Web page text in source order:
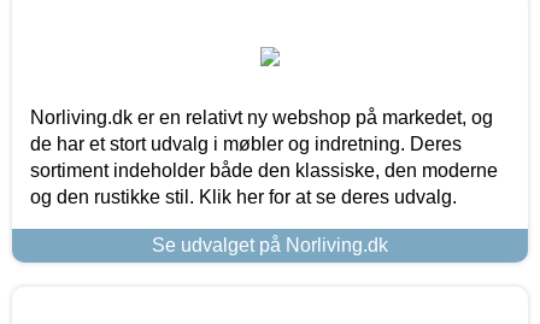
Norliving.dk er en relativt ny webshop på markedet, og
de har et stort udvalg i møbler og indretning. Deres
sortiment indeholder både den klassiske, den moderne
og den rustikke stil. Klik her for at se deres udvalg.
Se udvalget på Norliving.dk